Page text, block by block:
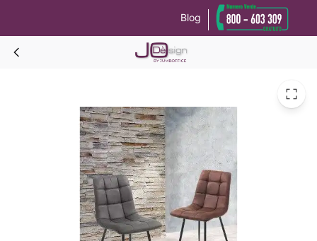
Blog
MAGDA Sedia
Informativa sulla raccolta
Le tue preferenze relative alla privacy